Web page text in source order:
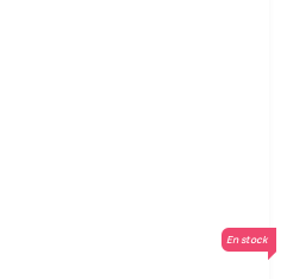
En stock